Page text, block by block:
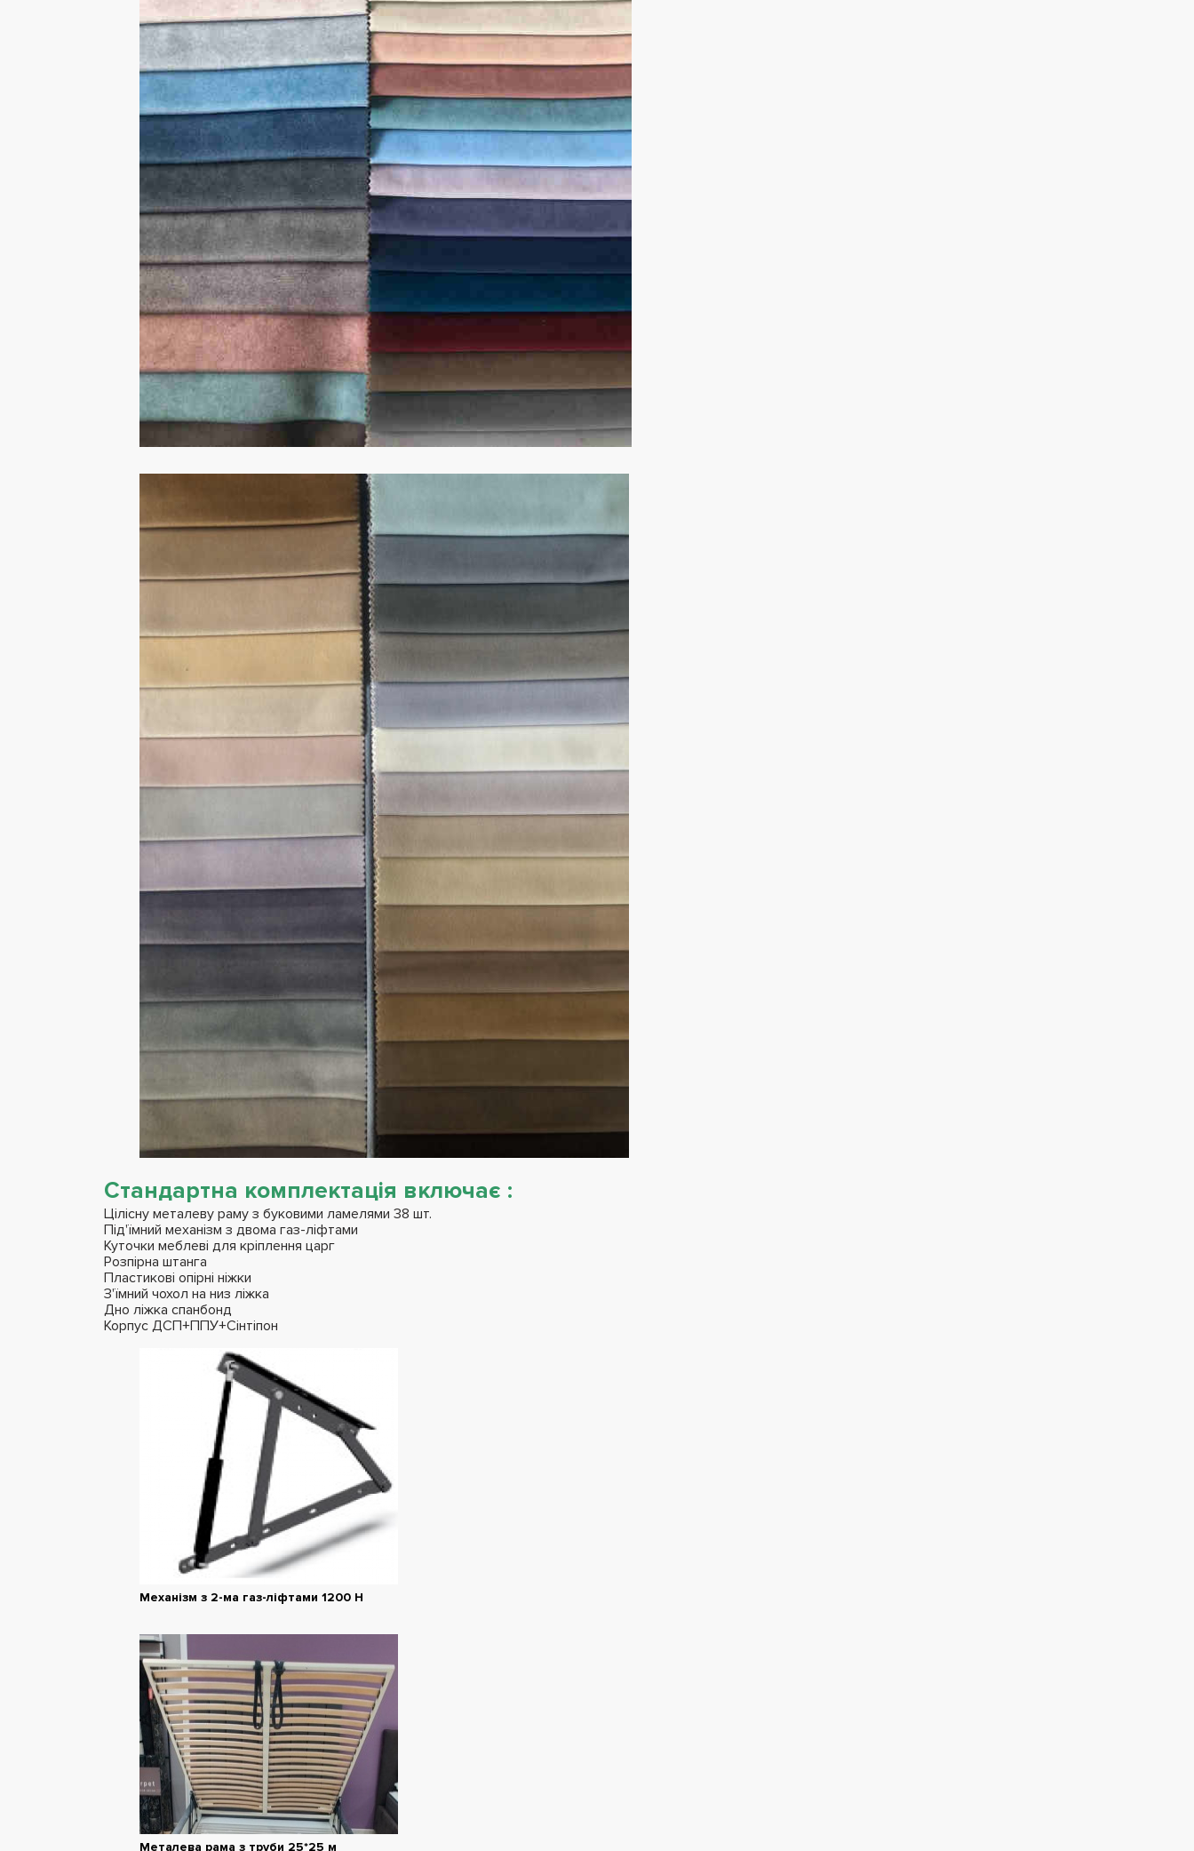
Стандартна комплектація включає :
Цілісну металеву раму з буковими ламелями 38 шт.
Під'їмний механізм з двома газ-ліфтами
Куточки меблеві для кріплення царг
Розпірна штанга
Пластикові опірні ніжки
З'їмний чохол на низ ліжка
Дно ліжка спанбонд
Корпус ДСП+ППУ+Сінтіпон
Механізм з 2-ма газ-ліфтами 1200 Н
Металева рама з труби 25*25 м